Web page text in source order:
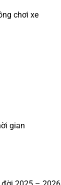
chơi xe
gian